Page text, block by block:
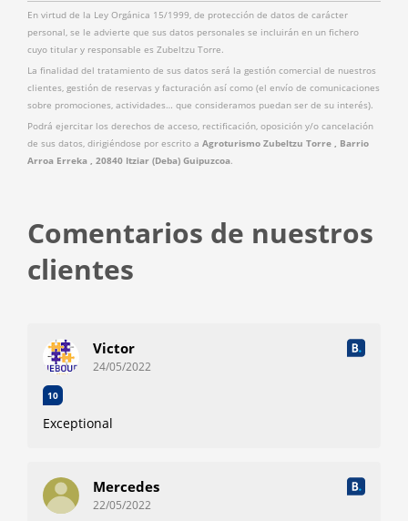
En virtud de la Ley Orgánica 15/1999, de protección de datos de carácter
personal, se le advierte que sus datos personales se incluirán en un fichero
cuyo titular y responsable es Zubeltzu Torre.
La finalidad del tratamiento de sus datos será la gestión comercial de nuestros
clientes, gestión de reservas y facturación así como (el envío de comunicaciones
sobre promociones, actividades… que consideramos puedan ser de su interés).
Podrá ejercitar los derechos de acceso, rectificación, oposición y/o cancelación
de sus datos, dirigiéndose por escrito a Agroturismo Zubeltzu Torre , Barrio
Arroa Erreka , 20840 Itziar (Deba) Guipuzcoa.
Comentarios de nuestros
clientes
Victor
24/05/2022
10
Exceptional
Mercedes
22/05/2022